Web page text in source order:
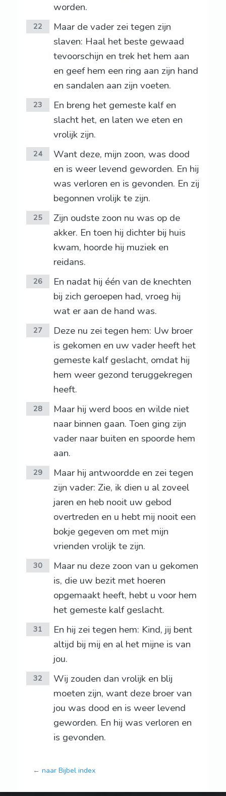
worden.
22
Maar de vader zei tegen zijn
slaven: Haal het beste gewaad
tevoorschijn en trek het hem aan
en geef hem een ring aan zijn hand
en sandalen aan zijn voeten.
23
En breng het gemeste kalf en
slacht het, en laten we eten en
vrolijk zijn.
24
Want deze, mijn zoon, was dood
en is weer levend geworden. En hij
was verloren en is gevonden. En zij
begonnen vrolijk te zijn.
25
Zijn oudste zoon nu was op de
akker. En toen hij dichter bij huis
kwam, hoorde hij muziek en
reidans.
26
En nadat hij één van de knechten
bij zich geroepen had, vroeg hij
wat er aan de hand was.
27
Deze nu zei tegen hem: Uw broer
is gekomen en uw vader heeft het
gemeste kalf geslacht, omdat hij
hem weer gezond teruggekregen
heeft.
28
Maar hij werd boos en wilde niet
naar binnen gaan. Toen ging zijn
vader naar buiten en spoorde hem
aan.
29
Maar hij antwoordde en zei tegen
zijn vader: Zie, ik dien u al zoveel
jaren en heb nooit uw gebod
overtreden en u hebt mij nooit een
bokje gegeven om met mijn
vrienden vrolijk te zijn.
30
Maar nu deze zoon van u gekomen
is, die uw bezit met hoeren
opgemaakt heeft, hebt u voor hem
het gemeste kalf geslacht.
31
En hij zei tegen hem: Kind, jij bent
altijd bij mij en al het mijne is van
jou.
32
Wij zouden dan vrolijk en blij
moeten zijn, want deze broer van
jou was dood en is weer levend
geworden. En hij was verloren en
is gevonden.
← naar Bijbel index